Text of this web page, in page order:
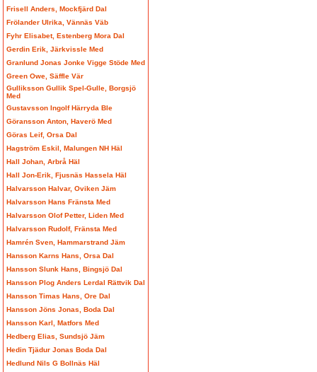
Frisell Anders, Mockfjärd Dal
Frölander Ulrika, Vännäs Väb
Fyhr Elisabet, Estenberg Mora Dal
Gerdin Erik, Järkvissle Med
Granlund Jonas Jonke Vigge Stöde Med
Green Owe, Säffle Vär
Gulliksson Gullik Spel-Gulle, Borgsjö
Med
Gustavsson Ingolf Härryda Ble
Göransson Anton, Haverö Med
Göras Leif, Orsa Dal
Hagström Eskil, Malungen NH Häl
Hall Johan, Arbrå Häl
Hall Jon-Erik, Fjusnäs Hassela Häl
Halvarsson Halvar, Oviken Jäm
Halvarsson Hans Fränsta Med
Halvarsson Olof Petter, Liden Med
Halvarsson Rudolf, Fränsta Med
Hamrén Sven, Hammarstrand Jäm
Hansson Karns Hans, Orsa Dal
Hansson Slunk Hans, Bingsjö Dal
Hansson Plog Anders Lerdal Rättvik Dal
Hansson Timas Hans, Ore Dal
Hansson Jöns Jonas, Boda Dal
Hansson Karl, Matfors Med
Hedberg Elias, Sundsjö Jäm
Hedin Tjädur Jonas Boda Dal
Hedlund Nils G Bollnäs Häl